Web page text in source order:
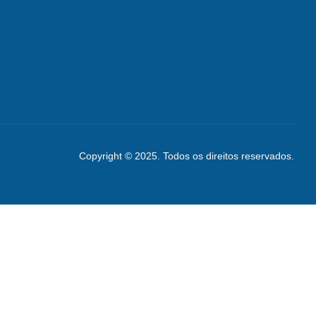
Copyright © 2025. Todos os direitos reservados.